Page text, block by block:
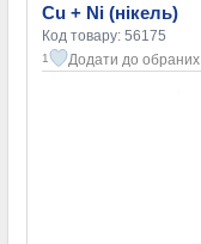
Cu + Ni (нікель)
Код товару: 56175
1 Додати до обраних